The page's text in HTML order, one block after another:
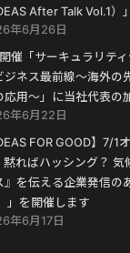
After Talk Vol.1）
年6月26日
催「サーキュラリテ
ジネス最前線〜海外の
応用〜」に当社代表の
年6月22日
FOR GOOD】7/
黙ればハッシング？
』を伝える企業発信
」を開催します
年6月17日